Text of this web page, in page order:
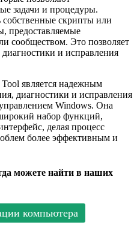
задачи и процедуры.
собственные скрипты или
предоставляемые
сообществом. Это позволяет
и исправления
является надежным
диагностики и исправления
Windows. Она
набор функций,
делая процесс
более эффективным и
можете найти в наших
компьютера